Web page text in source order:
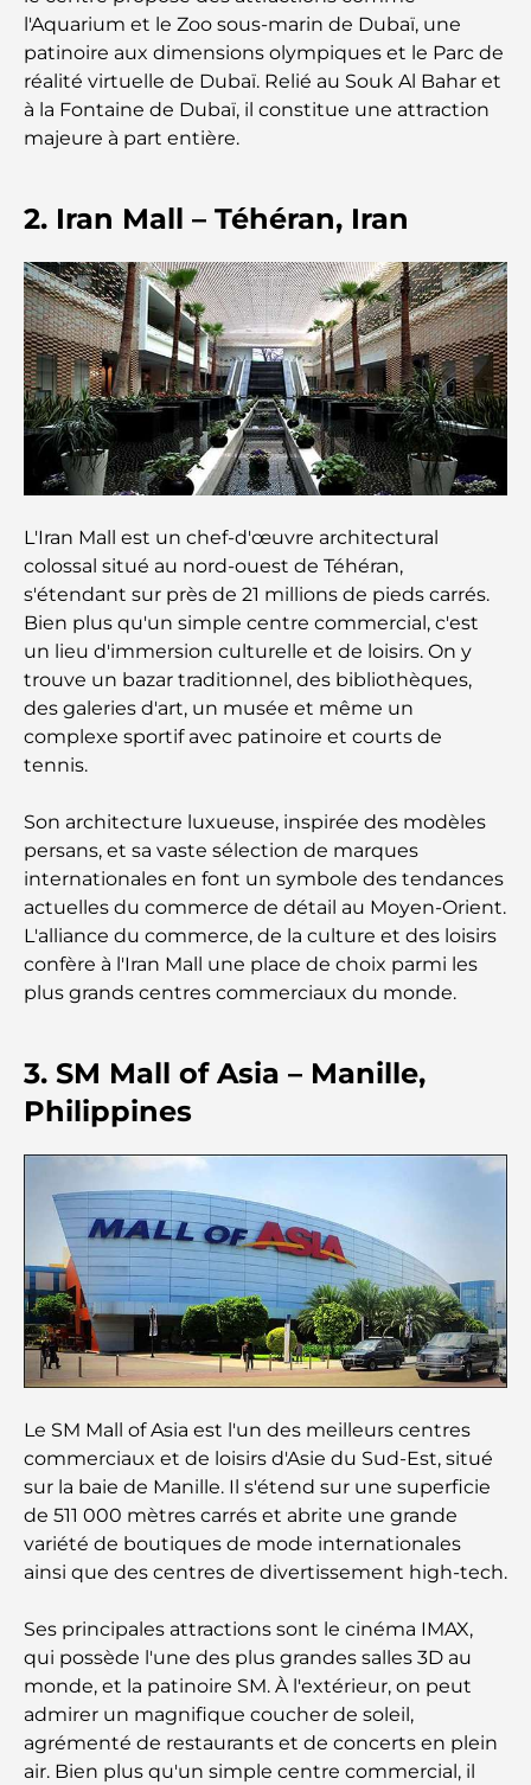
L'école GEMS la plus chère de Dubaï : un guide
complet pour les parents
Les meilleures écoles près de Damac Hills 2 : un
Les meilleurs restaurants indiens de Dubaï : un
Découvrez la promenade de Palm Jumeirah : une
balade placée sous le signe du luxe et des
panoramas.
Meilleurs quartiers où vivre en famille à Dubaï :
découvrez les meilleures options
Hôtels 5 étoiles à Dubaï : un luxe inégalé pour
Que faire dans le centre-ville de Dubaï : votre
guide ultime
Les meilleurs iftars à Dubaï : 7 adresses
incontournables pour un repas de Ramadan
mémorable
Cafés à Business Bay : l’alliance parfaite du café et
Restaurants étoilés Michelin à Dubaï : un circuit
gastronomique inoubliable
Découverte des restaurants de Jumeirah Golf
Estates : un guide culinaire
Cafés à Palm Jumeirah : Guide des meilleurs cafés
et lieux de vie de l’île
Les meilleurs petits-déjeuners de Dubaï : Ma
sélection pour 2026
Comment obtenir un prêt immobilier à Dubaï : le
guide ultime
Plan directeur de Tilal Al Ghaf : une nouvelle
norme pour la vie intégrée à Dubaï
Maisons conformes au Vastu : Guide pratique pour
créer équilibre et harmonie
Les meilleures entreprises d'aménagement
paysager à Dubaï : Transformer vos espaces
extérieurs
Les meilleures entreprises de déménagement à
Dubaï : un guide complet
Palm Jebel Ali contre Palm Jumeirah : une
comparaison claire pour les acheteurs immobiliers
avisés
l'Aquarium et le Zoo sous-marin de Dubaï, une
patinoire aux dimensions olympiques et le Parc de
réalité virtuelle de Dubaï. Relié au Souk Al Bahar et
à la Fontaine de Dubaï, il constitue une attraction
majeure à part entière.
2. Iran Mall – Téhéran, Iran
L'Iran Mall est un chef-d'œuvre architectural
colossal situé au nord-ouest de Téhéran,
s'étendant sur près de 21 millions de pieds carrés.
Bien plus qu'un simple centre commercial, c'est
un lieu d'immersion culturelle et de loisirs. On y
trouve un bazar traditionnel, des bibliothèques,
des galeries d'art, un musée et même un
complexe sportif avec patinoire et courts de
tennis.
Son architecture luxueuse, inspirée des modèles
persans, et sa vaste sélection de marques
internationales en font un symbole des tendances
actuelles du commerce de détail au Moyen-Orient.
L'alliance du commerce, de la culture et des loisirs
confère à l'Iran Mall une place de choix parmi les
plus grands centres commerciaux du monde.
3. SM Mall of Asia – Manille,
Philippines
Le SM Mall of Asia est l'un des meilleurs centres
commerciaux et de loisirs d'Asie du Sud-Est, situé
sur la baie de Manille. Il s'étend sur une superficie
de 511 000 mètres carrés et abrite une grande
variété de boutiques de mode internationales
ainsi que des centres de divertissement high-tech.
Ses principales attractions sont le cinéma IMAX,
qui possède l'une des plus grandes salles 3D au
monde, et la patinoire SM. À l'extérieur, on peut
admirer un magnifique coucher de soleil,
agrémenté de restaurants et de concerts en plein
air. Bien plus qu'un simple centre commercial, il